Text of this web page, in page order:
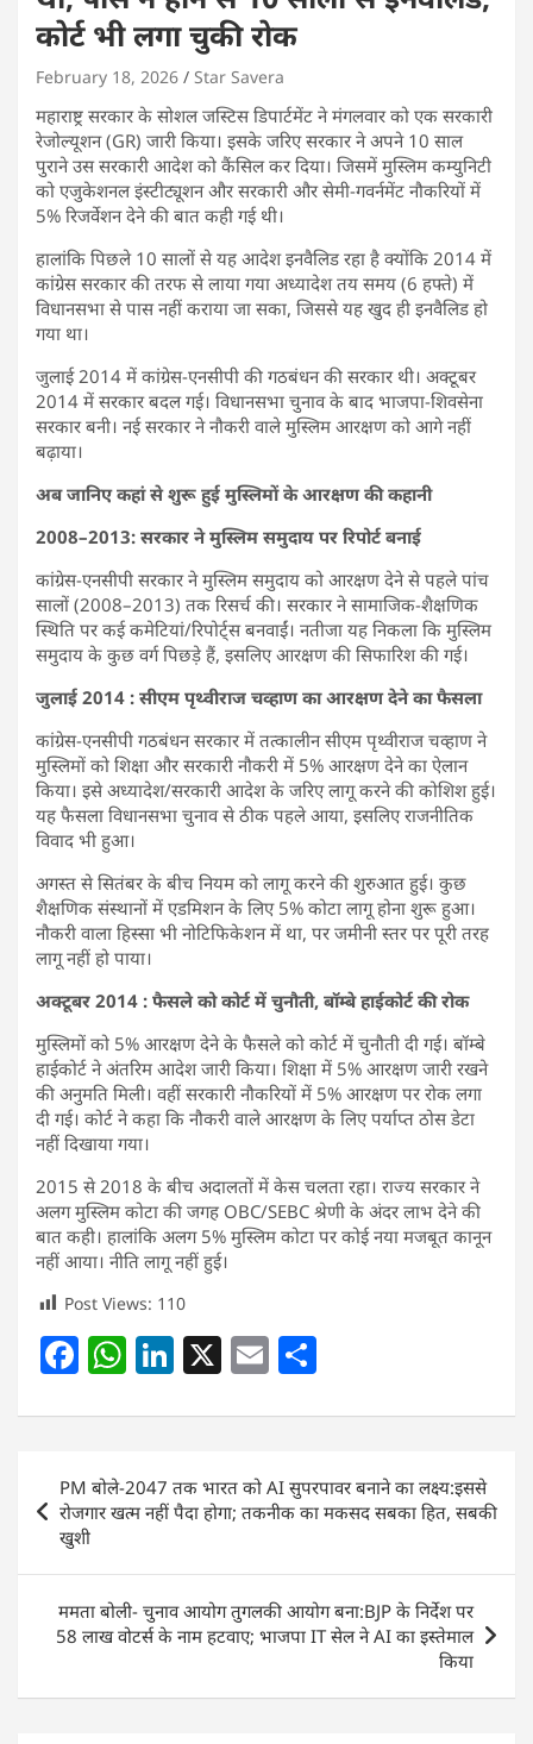
कोर्ट भी लगा चुकी रोक
February 18, 2026 Star Savera
महाराष्ट्र सरकार के सोशल जस्टिस डिपार्टमेंट ने मंगलवार को एक सरकारी
रेजोल्यूशन (GR) जारी किया। इसके जरिए सरकार ने अपने 10 साल
पुराने उस सरकारी आदेश को कैंसिल कर दिया। जिसमें मुस्लिम कम्युनिटी
को एजुकेशनल इंस्टीट्यूशन और सरकारी और सेमी-गवर्नमेंट नौकरियों में
5% रिजर्वेशन देने की बात कही गई थी।
हालांकि पिछले 10 सालों से यह आदेश इनवैलिड रहा है क्योंकि 2014 में
कांग्रेस सरकार की तरफ से लाया गया अध्यादेश तय समय (6 हफ्ते) में
विधानसभा से पास नहीं कराया जा सका, जिससे यह खुद ही इनवैलिड हो
गया था।
जुलाई 2014 में कांग्रेस-एनसीपी की गठबंधन की सरकार थी। अक्टूबर
2014 में सरकार बदल गई। विधानसभा चुनाव के बाद भाजपा-शिवसेना
सरकार बनी। नई सरकार ने नौकरी वाले मुस्लिम आरक्षण को आगे नहीं
बढ़ाया।
अब जानिए कहां से शुरू हुई मुस्लिमों के आरक्षण की कहानी
2008–2013: सरकार ने मुस्लिम समुदाय पर रिपोर्ट बनाई
कांग्रेस-एनसीपी सरकार ने मुस्लिम समुदाय को आरक्षण देने से पहले पांच
सालों (2008–2013) तक रिसर्च की। सरकार ने सामाजिक-शैक्षणिक
स्थिति पर कई कमेटियां/रिपोर्ट्स बनवाईं। नतीजा यह निकला कि मुस्लिम
समुदाय के कुछ वर्ग पिछड़े हैं, इसलिए आरक्षण की सिफारिश की गई।
जुलाई 2014 : सीएम पृथ्वीराज चव्हाण का आरक्षण देने का फैसला
कांग्रेस-एनसीपी गठबंधन सरकार में तत्कालीन सीएम पृथ्वीराज चव्हाण ने
मुस्लिमों को शिक्षा और सरकारी नौकरी में 5% आरक्षण देने का ऐलान
किया। इसे अध्यादेश/सरकारी आदेश के जरिए लागू करने की कोशिश हुई।
यह फैसला विधानसभा चुनाव से ठीक पहले आया, इसलिए राजनीतिक
विवाद भी हुआ।
अगस्त से सितंबर के बीच नियम को लागू करने की शुरुआत हुई। कुछ
शैक्षणिक संस्थानों में एडमिशन के लिए 5% कोटा लागू होना शुरू हुआ।
नौकरी वाला हिस्सा भी नोटिफिकेशन में था, पर जमीनी स्तर पर पूरी तरह
लागू नहीं हो पाया।
अक्टूबर 2014 : फैसले को कोर्ट में चुनौती, बॉम्बे हाईकोर्ट की रोक
मुस्लिमों को 5% आरक्षण देने के फैसले को कोर्ट में चुनौती दी गई। बॉम्बे
हाईकोर्ट ने अंतरिम आदेश जारी किया। शिक्षा में 5% आरक्षण जारी रखने
की अनुमति मिली। वहीं सरकारी नौकरियों में 5% आरक्षण पर रोक लगा
दी गई। कोर्ट ने कहा कि नौकरी वाले आरक्षण के लिए पर्याप्त ठोस डेटा
नहीं दिखाया गया।
2015 से 2018 के बीच अदालतों में केस चलता रहा। राज्य सरकार ने
अलग मुस्लिम कोटा की जगह OBC/SEBC श्रेणी के अंदर लाभ देने की
बात कही। हालांकि अलग 5% मुस्लिम कोटा पर कोई नया मजबूत कानून
नहीं आया। नीति लागू नहीं हुई।
Post Views: 110
F
c
e
b
o
o
k
W
at
s
A
p
Li
k
e
dI
X E
ai
l
ar
e
navigation
PM बोले-2047 तक भारत को AI सुपरपावर बनाने का लक्ष्य:इससे
रोजगार खत्म नहीं पैदा होगा; तकनीक का मकसद सबका हित, सबकी
खुशी
ममता बोली- चुनाव आयोग तुगलकी आयोग बना:BJP के निर्देश पर
58 लाख वोटर्स के नाम हटवाए; भाजपा IT सेल ने AI का इस्तेमाल
किया